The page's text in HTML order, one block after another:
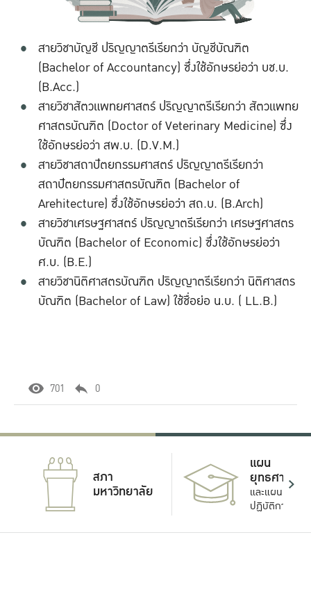
สายวิชาบัญชี ปริญญาตรีเรียกว่า บัญชีบัณฑิต
(Bachelor of Accountancy) ซึ่งใช้อักษรย่อว่า บช.บ.
(B.Acc.)
สายวิชาสัตวแพทยศาสตร์ ปริญญาตรีเรียกว่า สัตวแพทย
ศาสตรบัณฑิต (Doctor of Veterinary Medicine) ซึ่ง
ใช้อักษรย่อว่า สพ.บ. (D.V.M.)
สายวิชาสถาปัตยกรรมศาสตร์ ปริญญาตรีเรียกว่า
สถาปัตยกรรมศาสตรบัณฑิต (Bachelor of
Arehitecture) ซึ่งใช้อักษรย่อว่า สถ.บ. (B.Arch)
สายวิชาเศรษฐศาสตร์ ปริญญาตรีเรียกว่า เศรษฐศาสตร
บัณฑิต (Bachelor of Economic) ซึ่งใช้อักษรย่อว่า
ศ.บ. (B.E.)
สายวิชานิติศาสตรบัณฑิต ปริญญาตรีเรียกว่า นิติศาสตร
บัณฑิต (Bachelor of Law) ใช้ชื่อย่อ น.บ. ( LL.B.)
701 0
สภา
มหาวิทยาลัย
แผน
ยุทธศาสตร์
และแผน
ปฏิบัติการ